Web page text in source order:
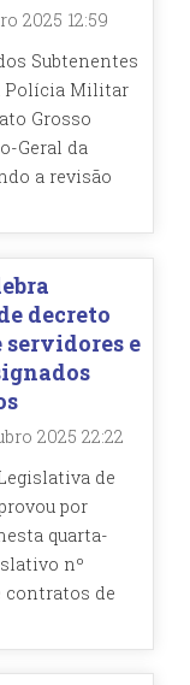
2025 12:59
Subtenentes
Polícia Militar
Grosso
Geral da
a revisão
decreto
servidores e
2025 22:22
de
por
quarta-
nº
contratos de